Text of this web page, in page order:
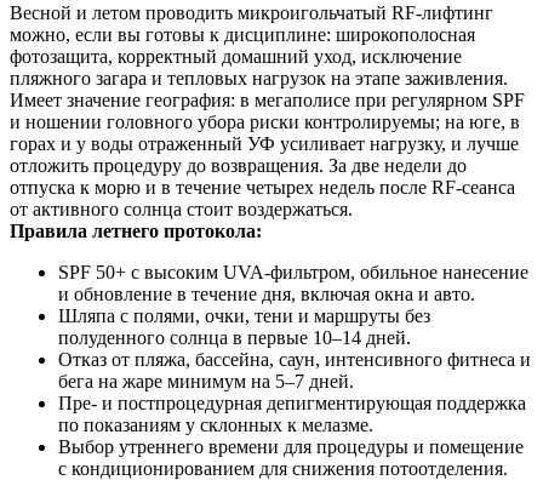
Весной и летом проводить микроигольчатый RF‑лифтинг
можно, если вы готовы к дисциплине: широкополосная
фотозащита, корректный домашний уход, исключение
пляжного загара и тепловых нагрузок на этапе заживления.
Имеет значение география: в мегаполисе при регулярном SPF
и ношении головного убора риски контролируемы; на юге, в
горах и у воды отраженный УФ усиливает нагрузку, и лучше
отложить процедуру до возвращения. За две недели до
отпуска к морю и в течение четырех недель после RF‑сеанса
от активного солнца стоит воздержаться.
Правила летнего протокола:
SPF 50+ с высоким UVA‑фильтром, обильное нанесение
и обновление в течение дня, включая окна и авто.
Шляпа с полями, очки, тени и маршруты без
полуденного солнца в первые 10–14 дней.
Отказ от пляжа, бассейна, саун, интенсивного фитнеса и
бега на жаре минимум на 5–7 дней.
Пре- и постпроцедурная депигментирующая поддержка
по показаниям у склонных к мелазме.
Выбор утреннего времени для процедуры и помещение
с кондиционированием для снижения потоотделения.